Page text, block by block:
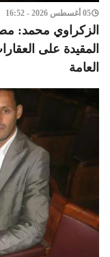
05 أغسطس 2026 - 16:52
الزكراوي محمد:
المقيدة على
العامة